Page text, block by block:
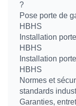
?
Pose porte de
HBHS
Installation
HBHS
Installation
HBHS
Normes et
standards
Garanties,